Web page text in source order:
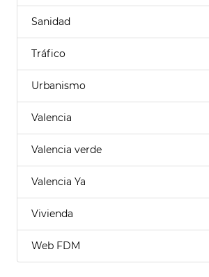
Sanidad
Tráfico
Urbanismo
Valencia
Valencia verde
Valencia Ya
Vivienda
Web FDM